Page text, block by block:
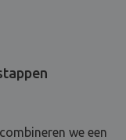
we een